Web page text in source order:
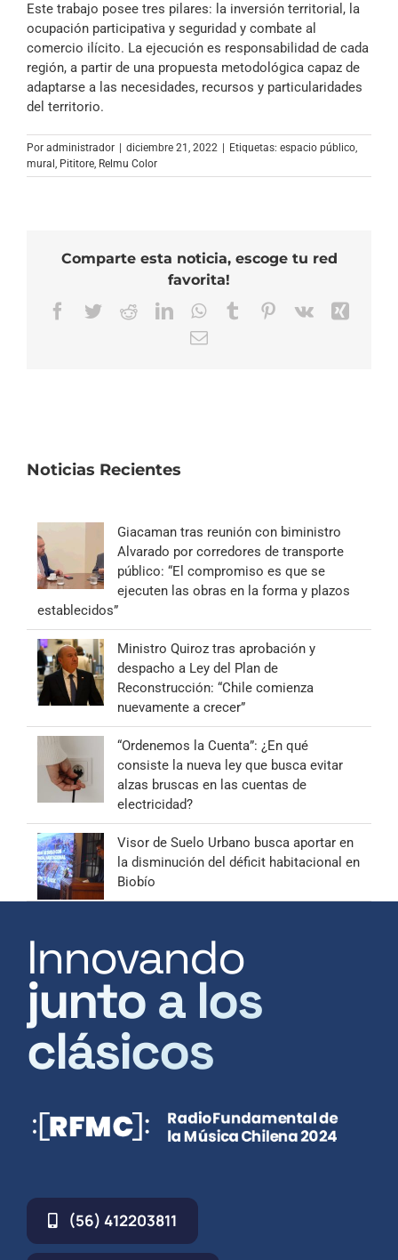
Este trabajo posee tres pilares: la inversión territorial, la
ocupación participativa y seguridad y combate al
comercio ilícito. La ejecución es responsabilidad de cada
región, a partir de una propuesta metodológica capaz de
adaptarse a las necesidades, recursos y particularidades
del territorio.
Por administrador diciembre 21, 2022 Etiquetas: espacio público,
mural , Pititore, Relmu Color
Comparte esta noticia, escoge tu red
favorita!
Facebook
TwitterRedditLinkedInWhatsApp
TumblrPinterest
Vk
Correo
Noticias Recientes
Giacaman tras reunión con biministro
Alvarado por corredores de transporte
público: “El compromiso es que se
ejecuten las obras en la forma y plazos
establecidos”
Ministro Quiroz tras aprobación y
despacho a Ley del Plan de
Reconstrucción: “Chile comienza
nuevamente a crecer”
“Ordenemos la Cuenta”: ¿En qué
consiste la nueva ley que busca evitar
alzas bruscas en las cuentas de
electricidad?
Visor de Suelo Urbano busca aportar en
la disminución del déficit habitacional en
Biobío
Innovando
junto a los
clásicos
(56) 412203811